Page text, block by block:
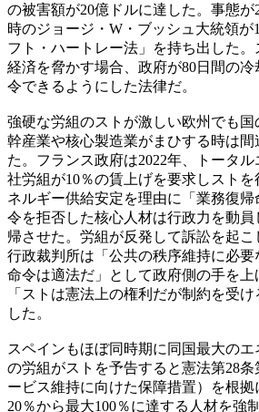
の被害額が20億ドルに達した。事態が
時のジョージ・W・ブッシュ大統領が
フト・ハートレー法」を持ち出した。
経済を脅かす場合、政府が80日間の
令できるようにした法律だ。
強硬な労組のストが激しい欧州でも
幹産業や核心製造業がまひする時は
た。フランス政府は2022年、トータ
社労組が10％の賃上げを要求しスト
ネルギー供給安定を理由に「業務復
令を拒否した核心人材は行政力を動
帰させた。労組が反発して訴訟を起
行政裁判所は「公共の秩序維持に必
命令は適法だ」として政府側の手を
「ストは憲法上の権利だが制約を受
した。
スペインもほぼ同時期に同国最大の
の労組がストを予告すると憲法第28
ービス維持に向けた保障措置）を根
20％から最大100％に達する人材を強